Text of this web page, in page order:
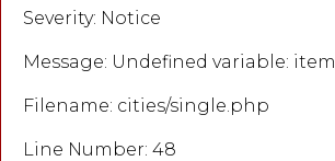
Severity: Notice
Message: Undefined variable: item
Filename: cities/single.php
Line Number: 48